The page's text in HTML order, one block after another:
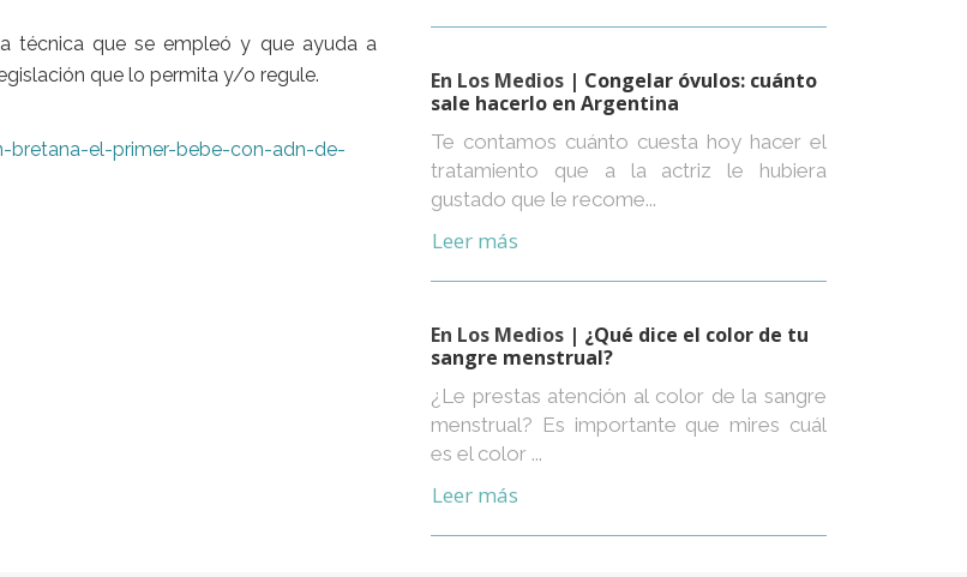
técnica que se empleó y que ayuda a
que lo permita y/o regule.
el-primer-bebe-con-adn-de-
En Los Medios | Congelar óvulos: cuánto
sale hacerlo en Argentina
Te contamos cuánto cuesta hoy hacer el
tratamiento que a la actriz le hubiera
gustado que le recome...
Leer más
En Los Medios | ¿Qué dice el color de tu
sangre menstrual?
¿Le prestas atención al color de la sangre
menstrual? Es importante que mires cuál
es el color ...
Leer más